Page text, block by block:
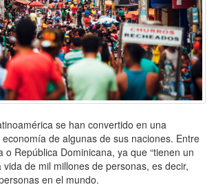
se han convertido en una
de algunas de sus naciones. Entre
o República Dominicana, ya que “tienen un
de mil millones de personas, es decir,
en el mundo.